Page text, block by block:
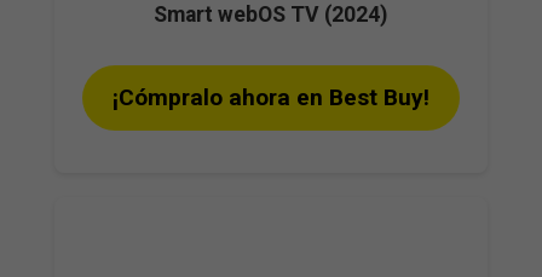
Smart webOS TV (2024)
¡Cómpralo ahora en Best Buy!